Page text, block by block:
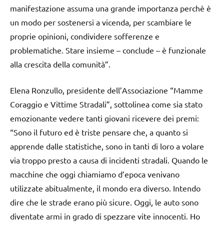
manifestazione assuma una grande importanza perchè è
un modo per sostenersi a vicenda, per scambiare le
proprie opinioni, condividere sofferenze e
problematiche. Stare insieme – conclude – è funzionale
alla crescita della comunità”.
Elena Ronzullo, presidente dell’Associazione “Mamme
Coraggio e Vittime Stradali”, sottolinea come sia stato
emozionante vedere tanti giovani ricevere dei premi:
“Sono il futuro ed è triste pensare che, a quanto si
apprende dalle statistiche, sono in tanti di loro a volare
via troppo presto a causa di incidenti stradali. Quando le
macchine che oggi chiamiamo d’epoca venivano
utilizzate abitualmente, il mondo era diverso. Intendo
dire che le strade erano più sicure. Oggi, le auto sono
diventate armi in grado di spezzare vite innocenti. Ho